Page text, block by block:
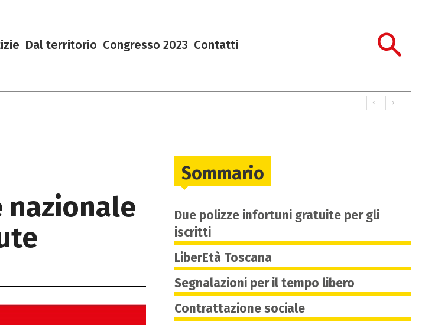
Dal territorio Congresso 2023 Contatti
nazionale
Sommario
Due polizze infortuni gratuite per gli
iscritti
LiberEtà Toscana
Segnalazioni per il tempo libero
Contrattazione sociale